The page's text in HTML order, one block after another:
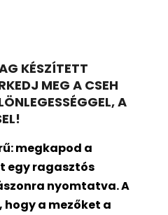
KÉSZÍTETT
MEG A CSEH
A
megkapod a
egy ragasztós
nyomtatva. A
a mezőket a